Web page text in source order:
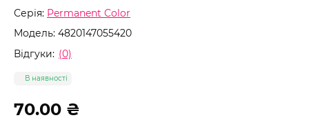
Серія: Permanent Color
Модель: 4820147055420
Відгуки: (0)
В наявності
70.00 ₴